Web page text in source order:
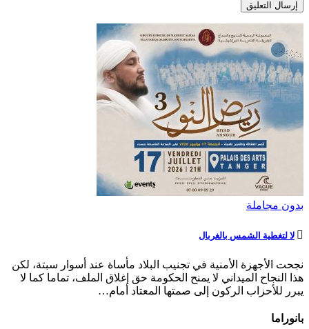
بدون مجاملة
لا لتغطية الشمس بالغربال
نجحت الأجهزة الأمنية في تجنيب البلاد مأساة عند أسوار سبتة، لكن
هذا النجاح الميداني لا يمنح الحكومة حق إغلاق الملف، تماما كما لا
يبرر للأحزاب الركون إلى صمتها المعتاد أمام…
بانوراما